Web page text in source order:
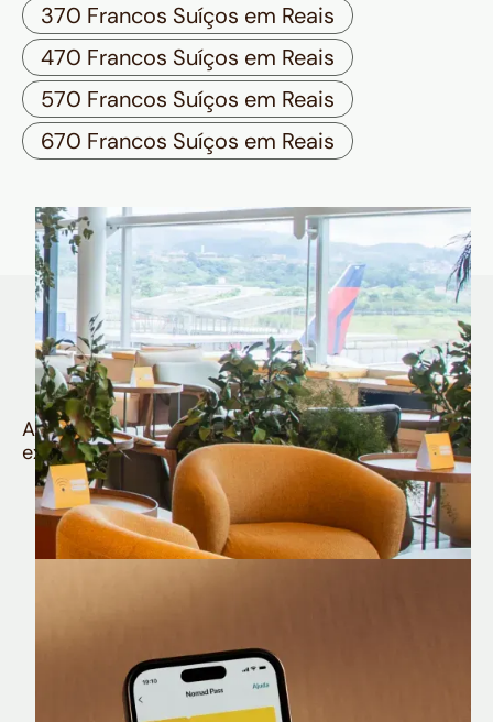
370 Francos Suíços em Reais
470 Francos Suíços em Reais
570 Francos Suíços em Reais
670 Francos Suíços em Reais
Quem é Nomad tem
muito mais
Aproveite todos os benefícios e vantagens
exclusivas da sua Conta Internacional